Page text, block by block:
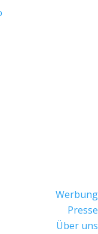
Werbung
Presse
Über uns